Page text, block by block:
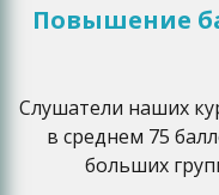
Повышение
Слушатели наших
в среднем 75
больших